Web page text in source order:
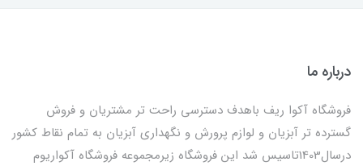
درباره ما
فروشگاه آکوا ریف باهدف دسترسی راحت تر مشتریان و فروش
گسترده تر آبزیان و لوازم پرورش و نگهداری آبزیان به تمام نقاط کشور
درسال1403تاسیس شد این فروشگاه زیرمجموعه فروشگاه آکواریوم